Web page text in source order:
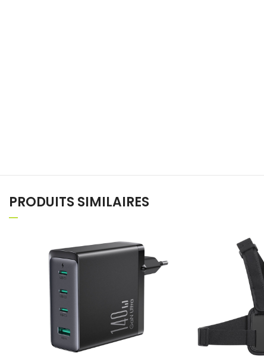
PRODUITS SIMILAIRES